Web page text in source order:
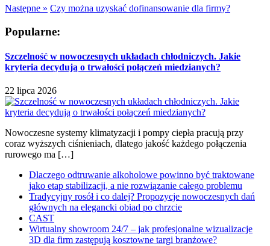
Następne » Czy można uzyskać dofinansowanie dla firmy?
Popularne:
Szczelność w nowoczesnych układach chłodniczych. Jakie
kryteria decydują o trwałości połączeń miedzianych?
22 lipca 2026
Nowoczesne systemy klimatyzacji i pompy ciepła pracują przy
coraz wyższych ciśnieniach, dlatego jakość każdego połączenia
rurowego ma […]
Dlaczego odtruwanie alkoholowe powinno być traktowane
jako etap stabilizacji, a nie rozwiązanie całego problemu
Tradycyjny rosół i co dalej? Propozycje nowoczesnych dań
głównych na elegancki obiad po chrzcie
CAST
Wirtualny showroom 24/7 – jak profesjonalne wizualizacje
3D dla firm zastępują kosztowne targi branżowe?